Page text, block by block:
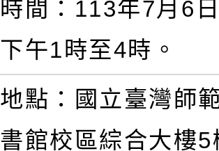
時間：113年7月6
下午1時至4時。
地點：國立臺灣師
書館校區綜合大樓